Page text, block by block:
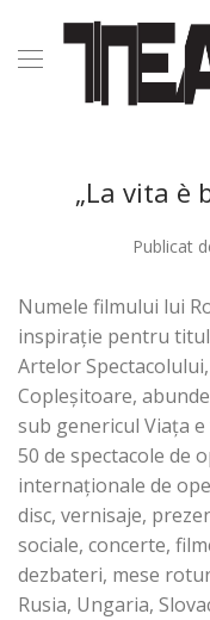
„La vita è
Publicat
Numele filmului lui
inspiraţie pentru
Artelor
Copleşitoare,
sub genericul Viaţa
50 de spectacole de
internaţionale de
disc, vernisaje,
sociale, concerte,
dezbateri, mese
Rusia, Ungaria,